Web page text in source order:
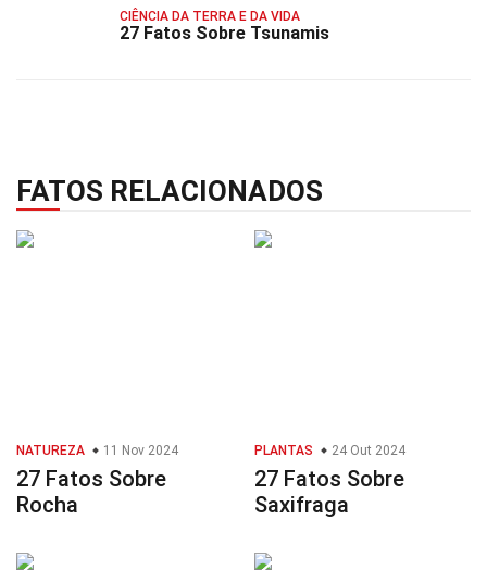
CIÊNCIA DA TERRA E DA VIDA
27 Fatos Sobre Tsunamis
FATOS RELACIONADOS
NATUREZA 11 Nov 2024
27 Fatos Sobre
Rocha
PLANTAS 24 Out 2024
27 Fatos Sobre
Saxifraga